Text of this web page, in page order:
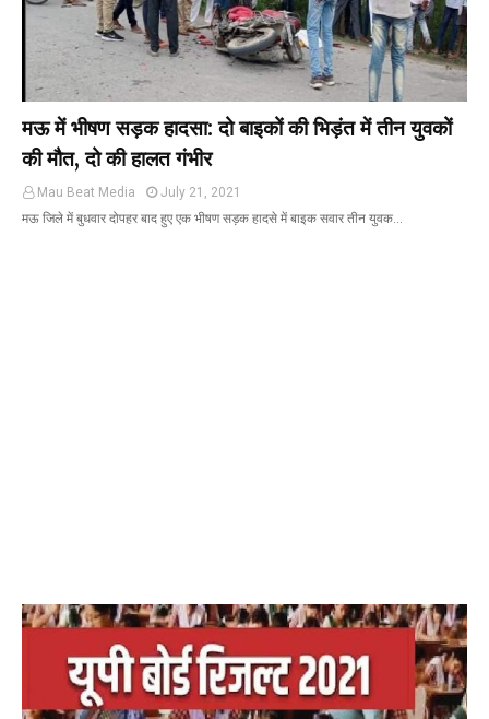
मऊ में भीषण सड़क हादसा: दो बाइकों की भिड़ंत में तीन युवकों
की मौत, दो की हालत गंभीर
Mau Beat Media
July 21, 2021
मऊ जिले में बुधवार दोपहर बाद हुए एक भीषण सड़क हादसे में बाइक सवार तीन युवक…